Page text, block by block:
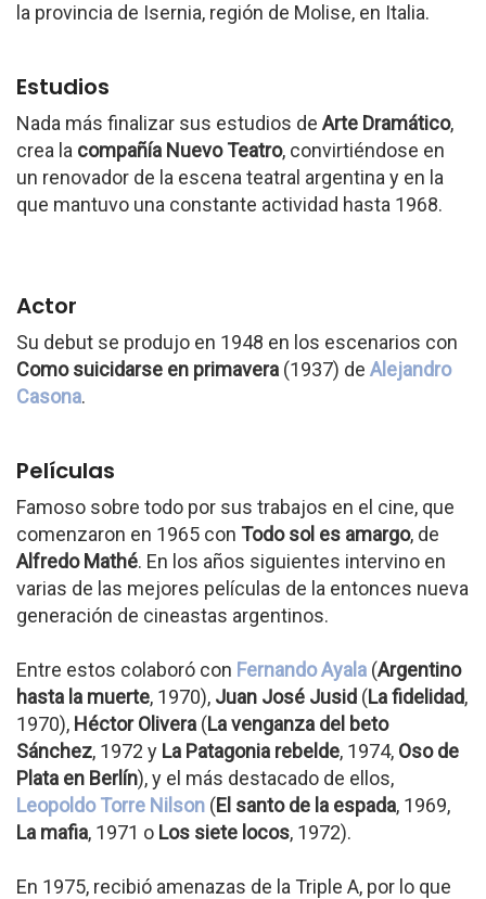
la provincia de Isernia, región de Molise, en Italia.
Estudios
Nada más finalizar sus estudios de Arte Dramático,
crea la compañía Nuevo Teatro, convirtiéndose en
un renovador de la escena teatral argentina y en la
que mantuvo una constante actividad hasta 1968.
Actor
Su debut se produjo en 1948 en los escenarios con
Como suicidarse en primavera (1937) de Alejandro
Casona.
Películas
Famoso sobre todo por sus trabajos en el cine, que
comenzaron en 1965 con Todo sol es amargo, de
Alfredo Mathé. En los años siguientes intervino en
varias de las mejores películas de la entonces nueva
generación de cineastas argentinos.
Entre estos colaboró con Fernando Ayala (Argentino
hasta la muerte, 1970), Juan José Jusid (La fidelidad,
1970), Héctor Olivera (La venganza del beto
Sánchez, 1972 y La Patagonia rebelde, 1974, Oso de
Plata en Berlín), y el más destacado de ellos,
Leopoldo Torre Nilson (El santo de la espada, 1969,
La mafia, 1971 o Los siete locos, 1972).
En 1975, recibió amenazas de la Triple A, por lo que